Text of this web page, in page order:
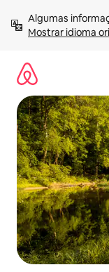
para
Mostrar idioma